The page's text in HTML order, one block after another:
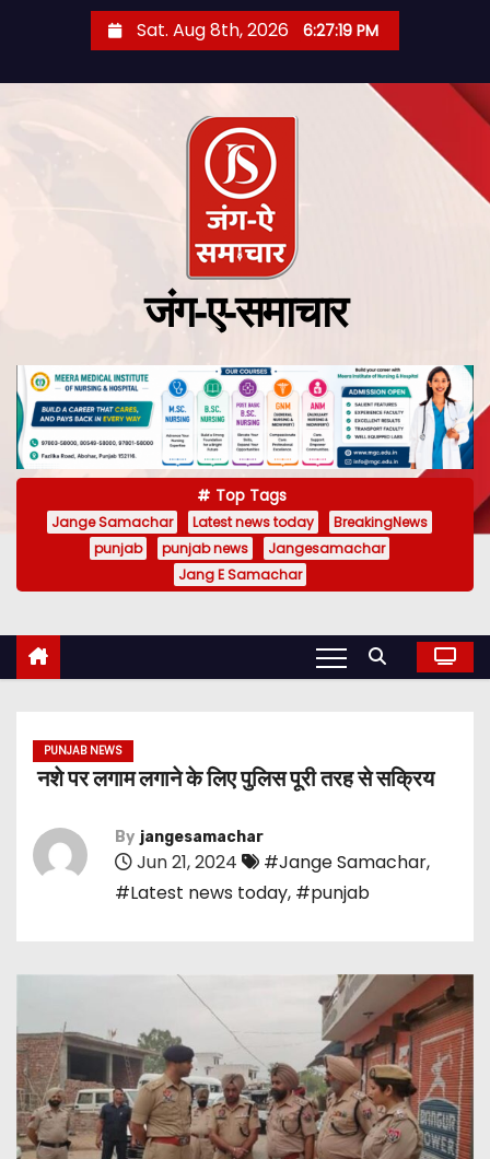
Sat. Aug 8th, 2026 6:27:20 PM
जंग-ए-समाचार
Top Tags
Jange Samachar Latest news today
BreakingNews
punjab
punjab news
Jangesamachar
Jang E Samachar
PUNJAB NEWS
नशे पर लगाम लगाने के लिए पुलिस पूरी तरह से सक्रिय
By jangesamachar
Jun 21, 2024 #Jange Samachar,
#Latest news today, #punjab